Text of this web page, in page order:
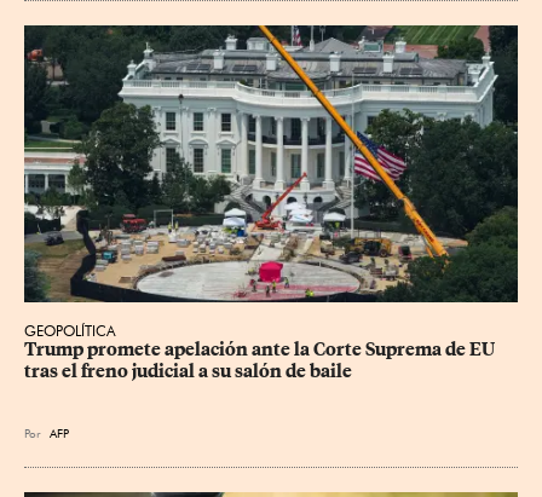
GEOPOLÍTICA
Trump promete apelación ante la Corte Suprema de EU
tras el freno judicial a su salón de baile
Por AFP